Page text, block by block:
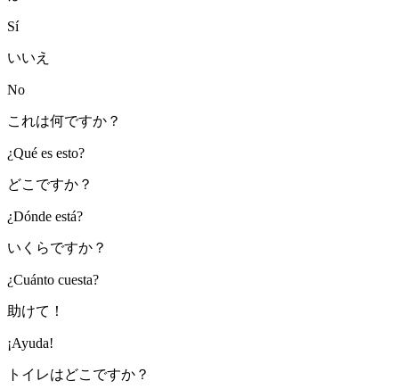
Sí
いいえ
No
これは何ですか？
¿Qué es esto?
どこですか？
¿Dónde está?
いくらですか？
¿Cuánto cuesta?
助けて！
¡Ayuda!
トイレはどこですか？